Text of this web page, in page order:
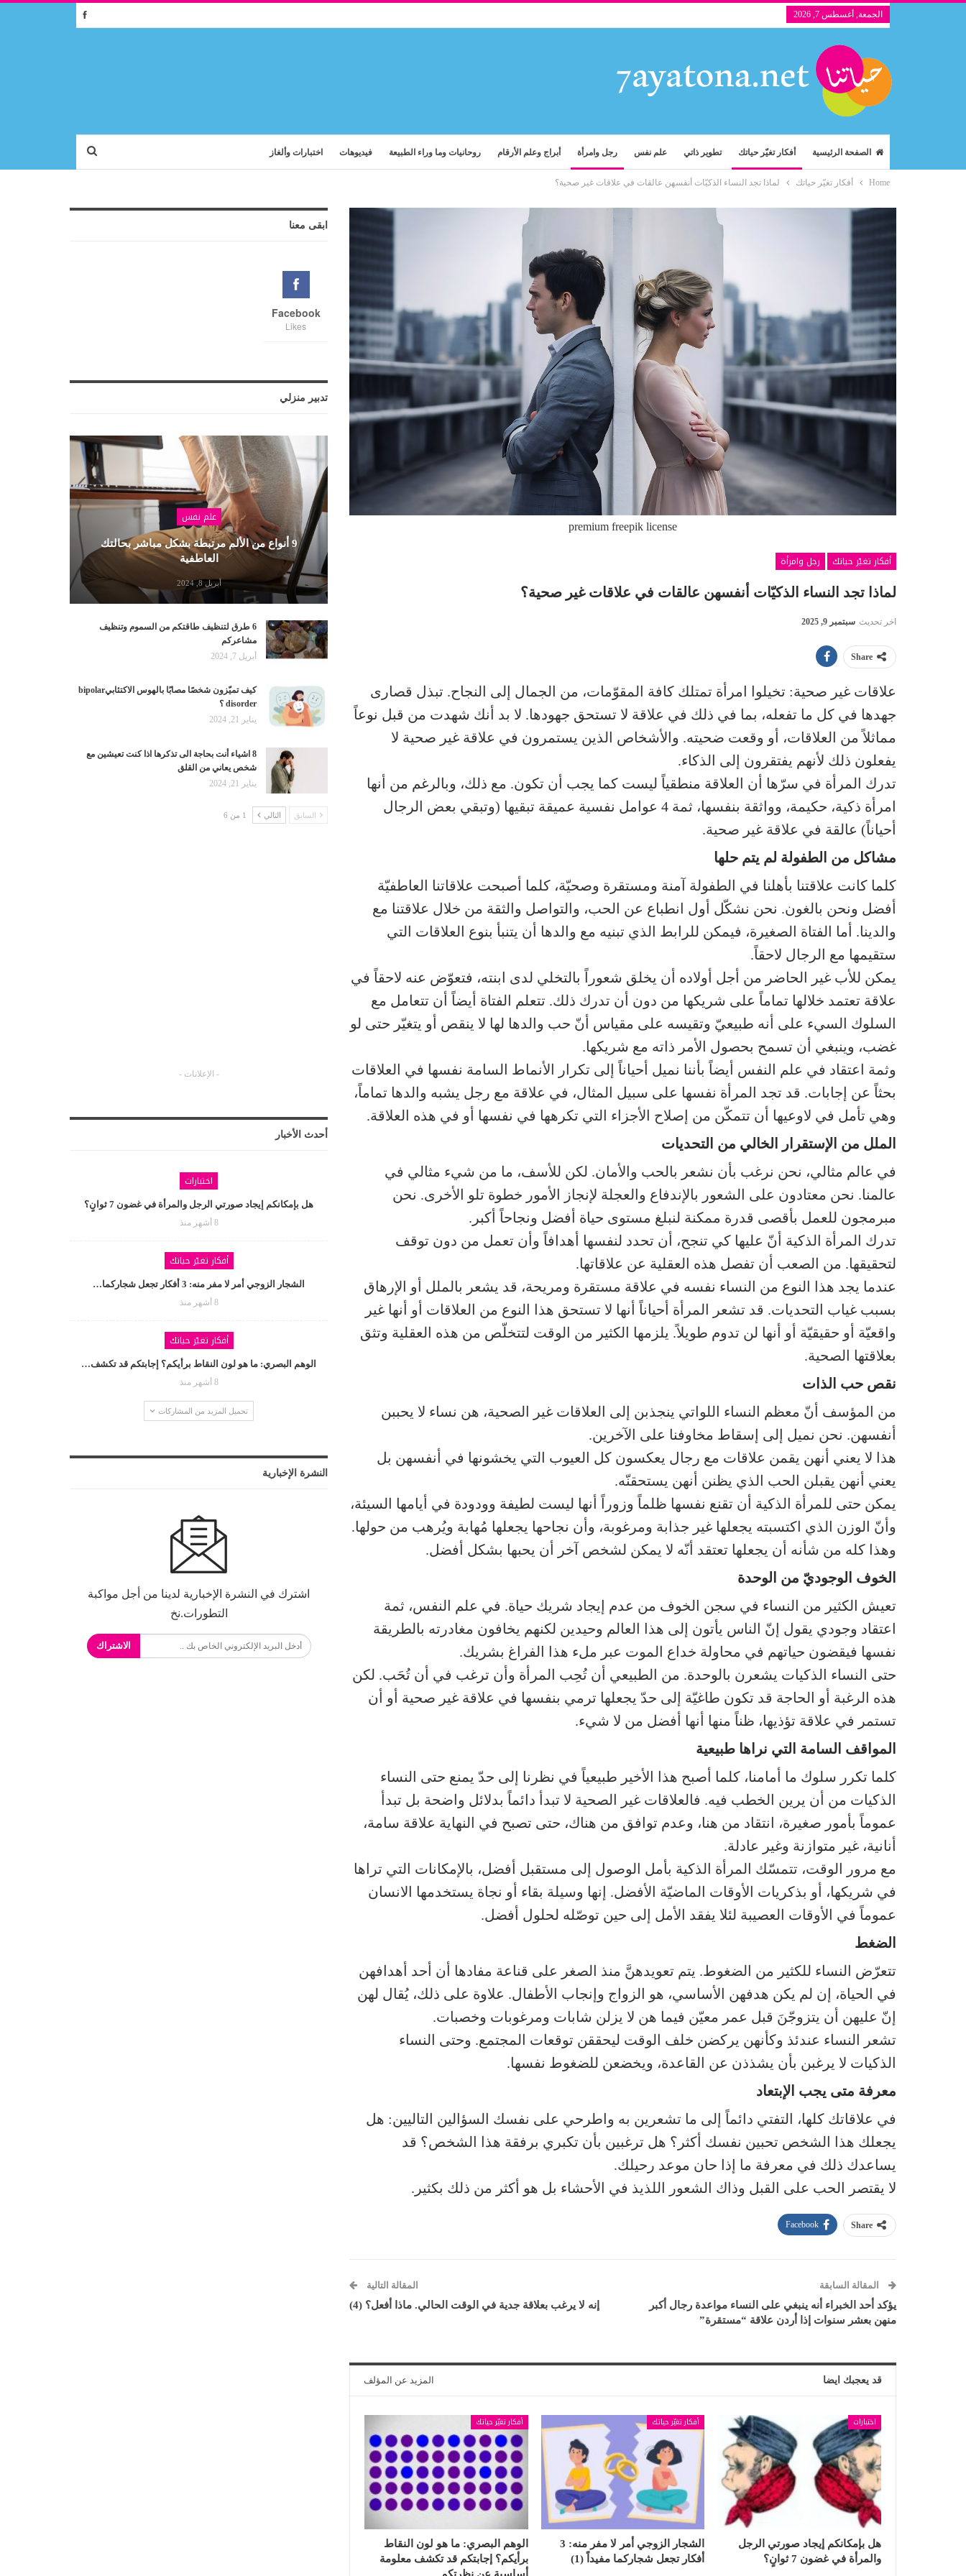
الجمعة, أغسطس 7, 2026
الصفحة الرئيسية أفكار تغيّر حياتك تطوير ذاتي علم نفس رجل وامرأة أبراج وعلم الأرقام روحانيات وما وراء الطبيعة فيديوهات اختبارات وألغاز
Home أفكار تغيّر حياتك لماذا تجد النساء الذكيّات أنفسهن عالقات في علاقات غير صحية؟
premium freepik license
أفكار تغيّر حياتك
رجل وامرأة
لماذا تجد النساء الذكيّات أنفسهن عالقات في علاقات غير صحية؟
اخر تحديث سبتمبر 9, 2025
Share
علاقات غير صحية: تخيلوا امرأة تمتلك كافة المقوّمات، من الجمال إلى النجاح. تبذل قصارى
جهدها في كل ما تفعله، بما في ذلك في علاقة لا تستحق جهودها. لا بد أنك شهدت من قبل نوعاً
مماثلاً من العلاقات، أو وقعت ضحيته. والأشخاص الذين يستمرون في علاقة غير صحية لا
يفعلون ذلك لأنهم يفتقرون إلى الذكاء.
تدرك المرأة في سرّها أن العلاقة منطقياً ليست كما يجب أن تكون. مع ذلك، وبالرغم من أنها
امرأة ذكية، حكيمة، وواثقة بنفسها، ثمة 4 عوامل نفسية عميقة تبقيها (وتبقي بعض الرجال
أحياناً) عالقة في علاقة غير صحية.
مشاكل من الطفولة لم يتم حلها
كلما كانت علاقتنا بأهلنا في الطفولة آمنة ومستقرة وصحيّة، كلما أصبحت علاقاتنا العاطفيّة
أفضل ونحن بالغون. نحن نشكّل أول انطباع عن الحب، والتواصل والثقة من خلال علاقتنا مع
والدينا. أما الفتاة الصغيرة، فيمكن للرابط الذي تبنيه مع والدها أن يتنبأ بنوع العلاقات التي
ستقيمها مع الرجال لاحقاً.
يمكن للأب غير الحاضر من أجل أولاده أن يخلق شعوراً بالتخلي لدى ابنته، فتعوّض عنه لاحقاً في
علاقة تعتمد خلالها تماماً على شريكها من دون أن تدرك ذلك. تتعلم الفتاة أيضاً أن تتعامل مع
السلوك السيء على أنه طبيعيّ وتقيسه على مقياس أنّ حب والدها لها لا ينقص أو يتغيّر حتى لو
غضب، وينبغي أن تسمح بحصول الأمر ذاته مع شريكها.
وثمة اعتقاد في علم النفس أيضاً بأننا نميل أحياناً إلى تكرار الأنماط السامة نفسها في العلاقات
بحثاً عن إجابات. قد تجد المرأة نفسها على سبيل المثال، في علاقة مع رجل يشبه والدها تماماً،
وهي تأمل في لاوعيها أن تتمكّن من إصلاح الأجزاء التي تكرهها في نفسها أو في هذه العلاقة.
الملل من الإستقرار الخالي من التحديات
في عالم مثالي، نحن نرغب بأن نشعر بالحب والأمان. لكن للأسف، ما من شيء مثالي في
عالمنا. نحن معتادون على الشعور بالإندفاع والعجلة لإنجاز الأمور خطوة تلو الأخرى. نحن
مبرمجون للعمل بأقصى قدرة ممكنة لنبلغ مستوى حياة أفضل ونجاحاً أكبر.
تدرك المرأة الذكية أنّ عليها كي تنجح، أن تحدد لنفسها أهدافاً وأن تعمل من دون توقف
لتحقيقها. من الصعب أن تفصل هذه العقلية عن علاقاتها.
عندما يجد هذا النوع من النساء نفسه في علاقة مستقرة ومريحة، قد يشعر بالملل أو الإرهاق
بسبب غياب التحديات. قد تشعر المرأة أحياناً أنها لا تستحق هذا النوع من العلاقات أو أنها غير
واقعيّة أو حقيقيّة أو أنها لن تدوم طويلاً. يلزمها الكثير من الوقت لتتخلّص من هذه العقلية وتثق
بعلاقتها الصحية.
نقص حب الذات
من المؤسف أنّ معظم النساء اللواتي ينجذبن إلى العلاقات غير الصحية، هن نساء لا يحببن
أنفسهن. نحن نميل إلى إسقاط مخاوفنا على الآخرين.
هذا لا يعني أنهن يقمن علاقات مع رجال يعكسون كل العيوب التي يخشونها في أنفسهن بل
يعني أنهن يقبلن الحب الذي يظنن أنهن يستحقنّه.
يمكن حتى للمرأة الذكية أن تقنع نفسها ظلماً وزوراً أنها ليست لطيفة وودودة في أيامها السيئة،
وأنّ الوزن الذي اكتسبته يجعلها غير جذابة ومرغوبة، وأن نجاحها يجعلها مُهابة ويُرهب من حولها.
وهذا كله من شأنه أن يجعلها تعتقد أنّه لا يمكن لشخص آخر أن يحبها بشكل أفضل.
الخوف الوجوديّ من الوحدة
تعيش الكثير من النساء في سجن الخوف من عدم إيجاد شريك حياة. في علم النفس، ثمة
اعتقاد وجودي يقول إنّ الناس يأتون إلى هذا العالم وحيدين لكنهم يخافون مغادرته بالطريقة
نفسها فيقضون حياتهم في محاولة خداع الموت عبر ملء هذا الفراغ بشريك.
حتى النساء الذكيات يشعرن بالوحدة. من الطبيعي أن تُحِب المرأة وأن ترغب في أن تُحَب. لكن
هذه الرغبة أو الحاجة قد تكون طاغيّة إلى حدّ يجعلها ترمي بنفسها في علاقة غير صحية أو أن
تستمر في علاقة تؤذيها، ظناً منها أنها أفضل من لا شيء.
المواقف السامة التي نراها طبيعية
كلما تكرر سلوك ما أمامنا، كلما أصبح هذا الأخير طبيعياً في نظرنا إلى حدّ يمنع حتى النساء
الذكيات من أن يرين الخطب فيه. فالعلاقات غير الصحية لا تبدأ دائماً بدلائل واضحة بل تبدأ
عموماً بأمور صغيرة، انتقاد من هنا، وعدم توافق من هناك، حتى تصبح في النهاية علاقة سامة،
أنانية، غير متوازنة وغير عادلة.
مع مرور الوقت، تتمسّك المرأة الذكية بأمل الوصول إلى مستقبل أفضل، بالإمكانات التي تراها
في شريكها، أو بذكريات الأوقات الماضيّة الأفضل. إنها وسيلة بقاء أو نجاة يستخدمها الانسان
عموماً في الأوقات العصيبة لئلا يفقد الأمل إلى حين توصّله لحلول أفضل.
الضغط
تتعرّض النساء للكثير من الضغوط. يتم تعويدهنَّ منذ الصغر على قناعة مفادها أن أحد أهدافهن
في الحياة، إن لم يكن هدفهن الأساسي، هو الزواج وإنجاب الأطفال. علاوة على ذلك، يُقال لهن
إنّ عليهن أن يتزوجّنَ قبل عمر معيّن فيما هن لا يزلن شابات ومرغوبات وخصبات.
تشعر النساء عندئذ وكأنهن يركضن خلف الوقت ليحققن توقعات المجتمع. وحتى النساء
الذكيات لا يرغبن بأن يشذذن عن القاعدة، ويخضعن للضغوط نفسها.
معرفة متى يجب الإبتعاد
في علاقاتك كلها، التفتي دائماً إلى ما تشعرين به واطرحي على نفسك السؤالين التاليين: هل
يجعلك هذا الشخص تحبين نفسك أكثر؟ هل ترغبين بأن تكبري برفقة هذا الشخص؟ قد
يساعدك ذلك في معرفة ما إذا حان موعد رحيلك.
لا يقتصر الحب على القبل وذاك الشعور اللذيذ في الأحشاء بل هو أكثر من ذلك بكثير.
Share
Facebook
المقالة السابقة
يؤكد أحد الخبراء أنه ينبغي على النساء مواعدة رجال أكبر
منهن بعشر سنوات إذا أردن علاقة “مستقرة”
المقالة التالية
إنه لا يرغب بعلاقة جدية في الوقت الحالي. ماذا أفعل؟ (4)
قد يعجبك ايضا المزيد عن المؤلف
اختبارات
هل بإمكانكم إيجاد صورتي الرجل
والمرأة في غضون 7 ثوانٍ؟
أفكار تغيّر حياتك
الشجار الزوجي أمر لا مفر منه: 3
أفكار تجعل شجاركما مفيداً (1)
أفكار تغيّر حياتك
الوهم البصري: ما هو لون النقاط
برأيكم؟ إجابتكم قد تكشف معلومة
ابقى معنا
Facebook
Likes
تدبير منزلي
علم نفس
9 أنواع من الألم مرتبطة بشكل مباشر بحالتك
العاطفية
أبريل 8, 2024
6 طرق لتنظيف طاقتكم من السموم وتنظيف
مشاعركم
أبريل 7, 2024
كيف تميّزون شخصًا مصابًا بالهوس الاكتئابيbipolar
disorder ؟
يناير 21, 2024
8 اشياء أنت بحاجة الى تذكرها اذا كنت تعيشين مع
شخص يعاني من القلق
يناير 21, 2024
السابق التالي 1 من 6
- الإعلانات -
أحدث الأخبار
اختبارات
هل بإمكانكم إيجاد صورتي الرجل والمرأة في غضون 7 ثوانٍ؟
8 أشهر منذ
أفكار تغيّر حياتك
الشجار الزوجي أمر لا مفر منه: 3 أفكار تجعل شجاركما…
8 أشهر منذ
أفكار تغيّر حياتك
الوهم البصري: ما هو لون النقاط برأيكم؟ إجابتكم قد تكشف…
8 أشهر منذ
تحميل المزيد من المشاركات
النشرة الإخبارية
اشترك في النشرة الإخبارية لدينا من أجل مواكبة
التطورات.نخ
الاشتراك